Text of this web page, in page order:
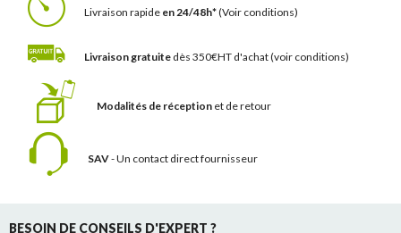
Livraison rapide en 24/48h*(Voir conditions)
Livraison gratuite dès 350€HT d'achat(voir conditions)
Modalités de réception et de retour
SAV- Un contact direct fournisseur
BESOIN DE CONSEILS D'EXPERT ?